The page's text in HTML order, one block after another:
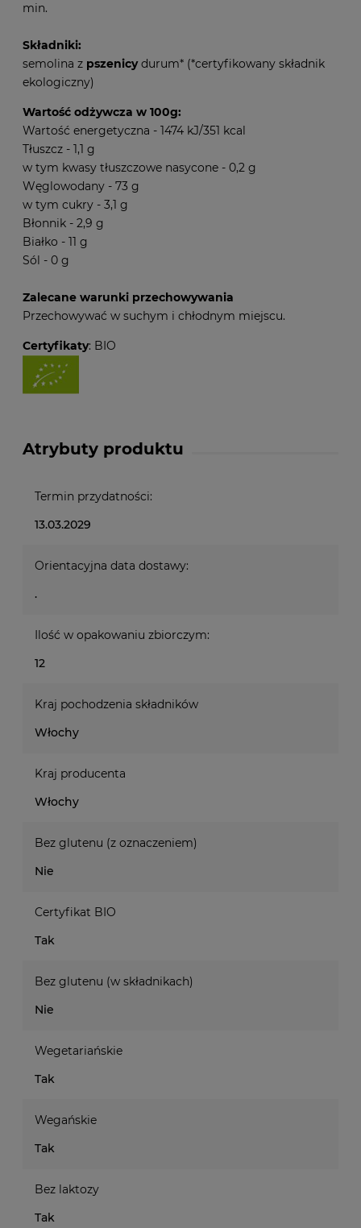
min.
Składniki:
semolina z pszenicydurum* (*certyfikowany składnik
ekologiczny)
Wartość odżywcza w 100g:
Wartość energetyczna - 1474 kJ/351 kcal
Tłuszcz - 1,1 g
w tym kwasy tłuszczowe nasycone - 0,2 g
Węglowodany - 73 g
w tym cukry - 3,1 g
Błonnik - 2,9 g
Białko - 11 g
Sól - 0 g
Zalecane warunki przechowywania
Przechowywać w suchym i chłodnym miejscu.
Certyfikaty: BIO
Atrybuty produktu
Termin przydatności:
13.03.2029
Orientacyjna data dostawy:
.
Ilość w opakowaniu zbiorczym:
12
Kraj pochodzenia składników
Włochy
Kraj producenta
Włochy
Bez glutenu (z oznaczeniem)
Nie
Certyfikat BIO
Tak
Bez glutenu (w składnikach)
Nie
Wegetariańskie
Tak
Wegańskie
Tak
Bez laktozy
Tak